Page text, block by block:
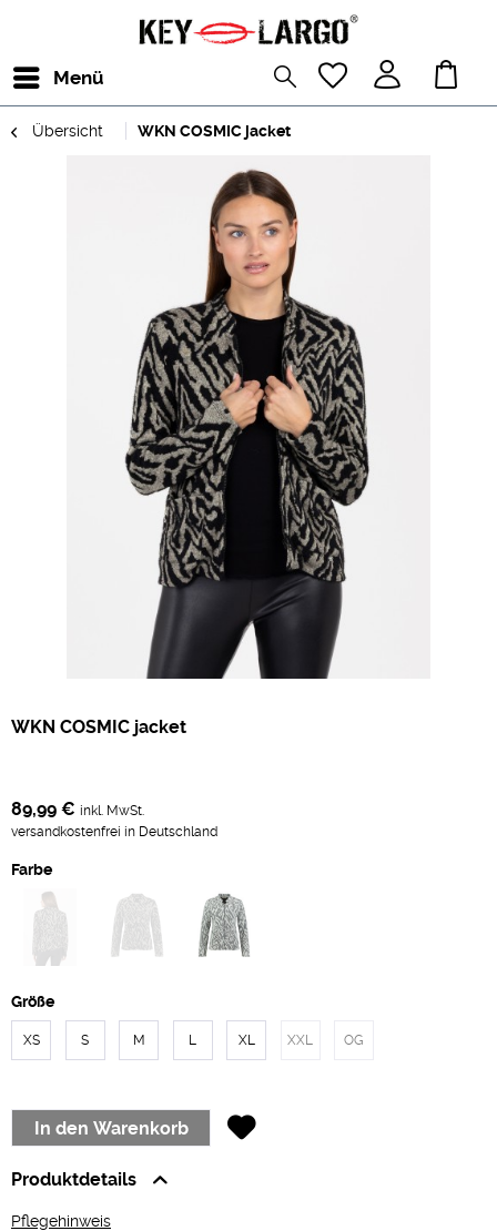
Menü
Übersicht WKN COSMIC jacket
WKN COSMIC jacket
89,99 € inkl. MwSt.
versandkostenfrei in Deutschland
Farbe
Größe
XS S M L XL XXL OG
In den Warenkorb
Produktdetails
Pflegehinweis